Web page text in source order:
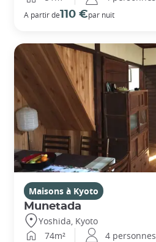
A partir de110 €par nuit
Maisons à Kyoto
Munetada
Yoshida, Kyoto
74m²
4 personnes